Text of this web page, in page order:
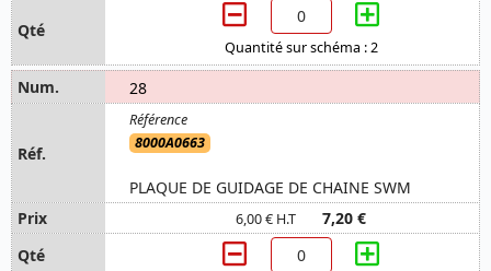
Quantité sur schéma : 2
28
8000A0663
PLAQUE DE GUIDAGE DE CHAINE SWM
6,00 € H.T 7,20 €